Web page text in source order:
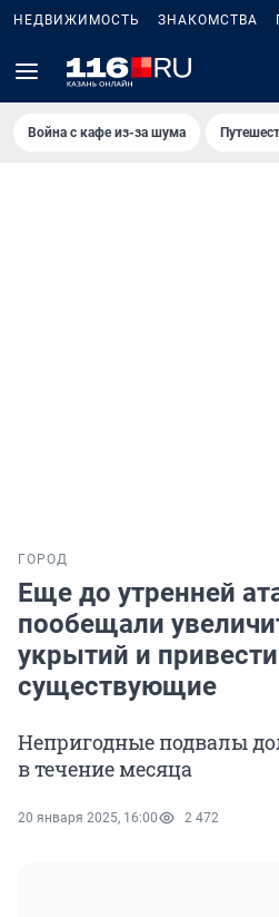
НЕДВИЖИМОСТЬ ЗНАКОМСТВА
Война с кафе из-за шума
ГОРОД
Еще до утренней
пообещали
укрытий и
существующие
Непригодные подвалы
в течение месяца
20 января 2025, 16:00 2 472